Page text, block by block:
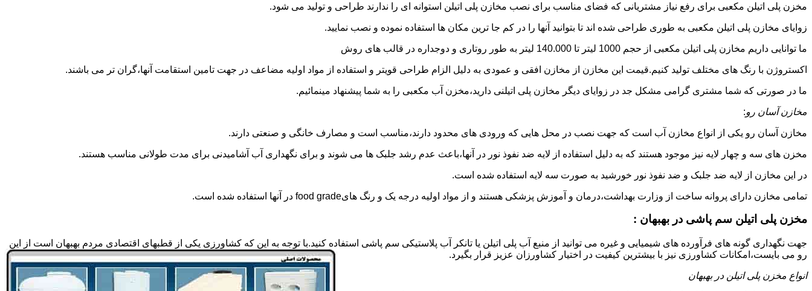
مخزن پلی اتیلن مکعبی برای رفع نیاز مشتریانی که فضای مناسب برای نصب مخازن پلی اتیلن استوانه ای را ندارند طراحی و تولید می شود.
زوایای مخازن پلی اتیلن مکعبی به طوری طراحی شده اند تا بتوانید آنها را در کم جا ترین مکان ها استفاده نموده و نصب نمایید.
ما توانایی داریم مخازن پلی اتیلن مکعبی از حجم 1000 لیتر تا 140.000 لیتر به طور روتاری و دوجداره در قالب های روش
اکستروژن با رنگ های مختلف تولید کنیم.قیمت این مخازن از مخازن افقی و عمودی به دلیل الزام طراحی قویتر و استفاده از مواد اولیه مضاعف در جهت تامین استقامت آنها،گران تر می باشند.
ما در صورتی که شما مشتری گرامی مشکل جد در زوایای دیگر مخازن پلی اتیلنی دارید،مخزن آب مکعبی را به شما پیشنهاد مینمائیم.
مخازن آسان رو:
مخازن آسان رو یکی از انواع مخازن آب است که جهت نصب در محل هایی که ورودی های محدود دارند،مناسب است و مصارف خانگی و صنعتی دارند.
مخزن های سه و چهار لایه نیز موجود هستند که به دلیل استفاده از لایه ضد نفوذ نور در آنها،باعث عدم رشد جلبک ها می شوند و برای نگهداری آب آشامیدنی برای مدت طولانی مناسب هستند.
در این مخازن از لایه ضد جلبک و ضد نفوذ نور خورشید به صورت سه لایه استفاده شده است.
تمامی مخازن دارای پروانه ساخت از وزارت بهداشت،درمان و آموزش پزشکی هستند و از مواد اولیه درجه یک و رنگ هایfood grade در آنها استفاده شده است.
مخزن پلی اتیلن سم پاشی در بهبهان :
جهت نگهداری گونه های فرآورده های شیمیایی و غیره می توانید از منبع آب پلی اتیلن یا تانکر آب پلاستیکی سم پاشی استفاده کنید.با توجه به این که کشاورزی یکی از قطبهای اقتصادی مردم بهبهان است از این
رو می بایست،امکانات کشاورزی نیز با بیشترین کیفیت در اختیار کشاورزان عزیز قرار بگیرد.
انواع مخزن پلی اتیلن در بهبهان